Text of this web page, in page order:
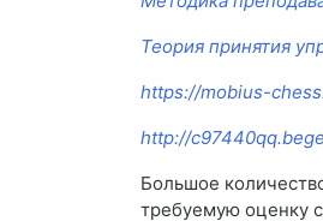
Теория принятия
https://mobius-
http://
Большое
требуемую оценку